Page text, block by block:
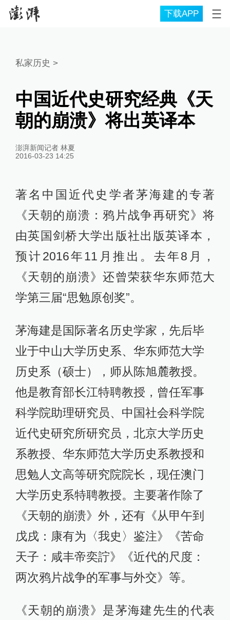
下载APP
私家历史 >
中国近代史研究经典《天
朝的崩溃》将出英译本
澎湃新闻记者 林夏
2016-03-23 14:25
著名中国近代史学者茅海建的专著
《天朝的崩溃：鸦片战争再研究》将
由英国剑桥大学出版社出版英译本，
预计2016年11月推出。去年8月，
《天朝的崩溃》还曾荣获华东师范大
学第三届“思勉原创奖”。
茅海建是国际著名历史学家，先后毕
业于中山大学历史系、华东师范大学
历史系（硕士），师从陈旭麓教授。
他是教育部长江特聘教授，曾任军事
科学院助理研究员、中国社会科学院
近代史研究所研究员，北京大学历史
系教授、华东师范大学历史系教授和
思勉人文高等研究院院长，现任澳门
大学历史系特聘教授。主要著作除了
《天朝的崩溃》外，还有《从甲午到
戊戌：康有为〈我史〉鉴注》《苦命
天子：咸丰帝奕詝》《近代的尺度：
两次鸦片战争的军事与外交》等。
《天朝的崩溃》是茅海建先生的代表